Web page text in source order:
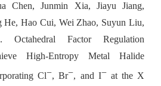
Chen, Junmin Xia, Jiayu Jiang,
He, Hao Cui, Wei Zhao, Suyun Liu,
Octahedral Factor Regulation
High-Entropy Metal Halide
Cl−, Br−, and I−at the X